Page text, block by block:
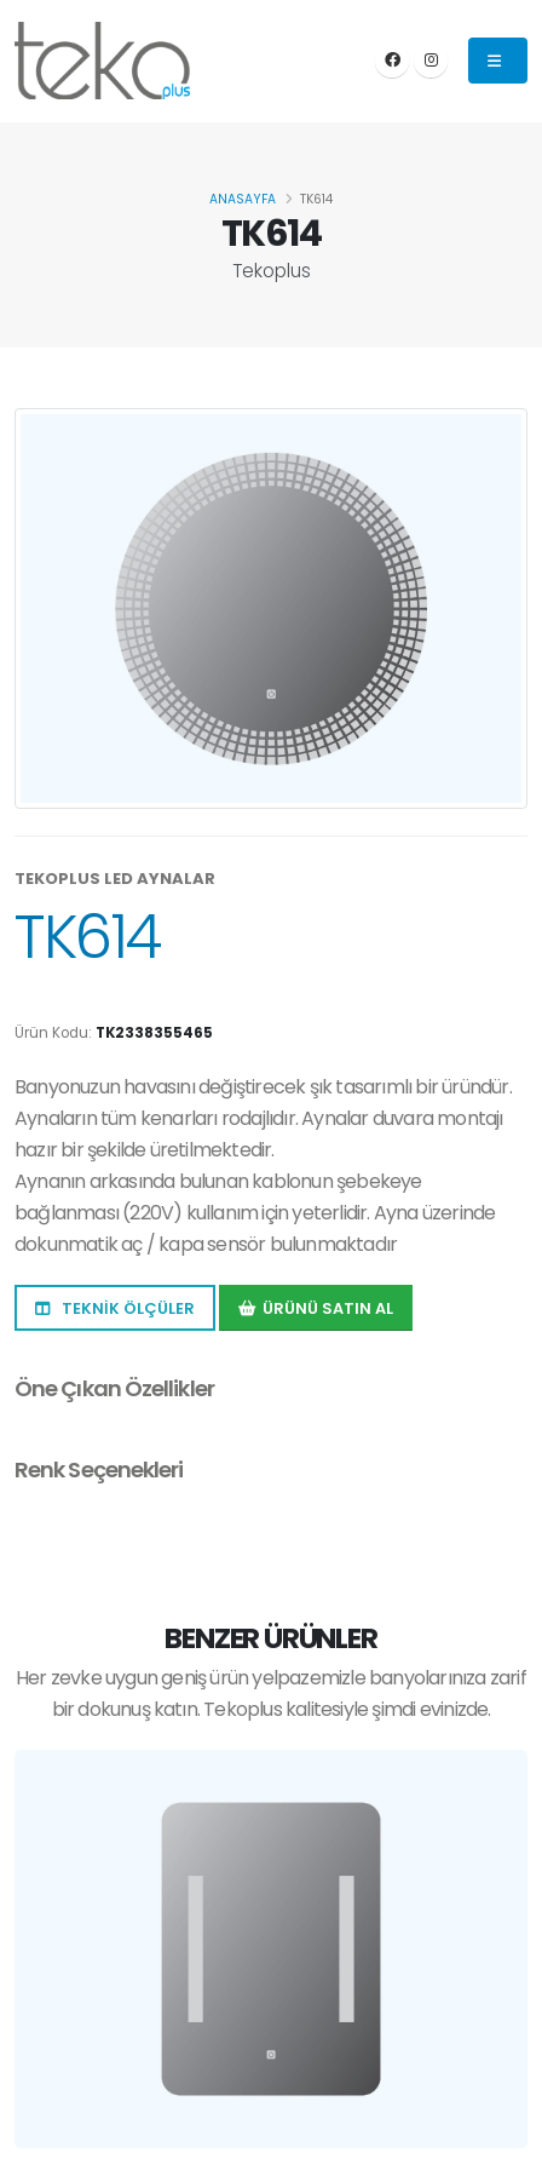
TK614
Tekoplus
ANASAYFA TK614
TEKOPLUS LED AYNALAR
TK614
Ürün Kodu: TK2338355465
Banyonuzun havasını değiştirecek şık tasarımlı bir üründür.
Aynaların tüm kenarları rodajlıdır. Aynalar duvara montajı
hazır bir şekilde üretilmektedir.
Aynanın arkasında bulunan kablonun şebekeye
bağlanması (220V) kullanım için yeterlidir. Ayna üzerinde
dokunmatik aç / kapa sensör bulunmaktadır
TEKNİK ÖLÇÜLER ÜRÜNÜ SATIN AL
Öne Çıkan Özellikler
Renk Seçenekleri
BENZER ÜRÜNLER
Her zevke uygun geniş ürün yelpazemizle banyolarınıza zarif
bir dokunuş katın. Tekoplus kalitesiyle şimdi evinizde.